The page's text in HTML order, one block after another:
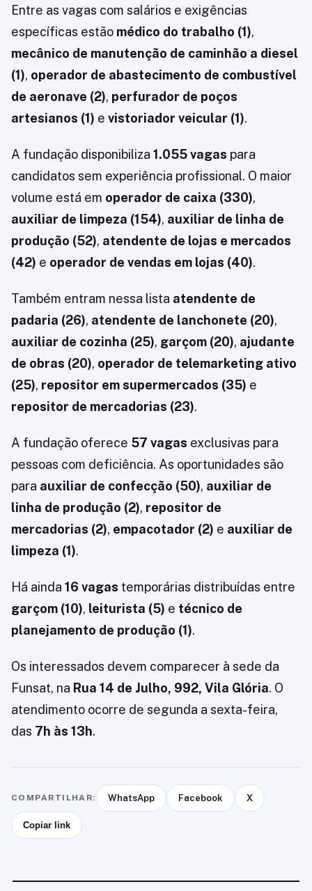
Entre as vagas com salários e exigências
específicas estão médico do trabalho (1),
mecânico de manutenção de caminhão a diesel
(1), operador de abastecimento de combustível
de aeronave (2), perfurador de poços
artesianos (1) e vistoriador veicular (1).
A fundação disponibiliza 1.055 vagas para
candidatos sem experiência profissional. O maior
volume está em operador de caixa (330),
auxiliar de limpeza (154), auxiliar de linha de
produção (52), atendente de lojas e mercados
(42) e operador de vendas em lojas (40).
Também entram nessa lista atendente de
padaria (26), atendente de lanchonete (20),
auxiliar de cozinha (25), garçom (20), ajudante
de obras (20), operador de telemarketing ativo
(25), repositor em supermercados (35) e
repositor de mercadorias (23).
A fundação oferece 57 vagas exclusivas para
pessoas com deficiência. As oportunidades são
para auxiliar de confecção (50), auxiliar de
linha de produção (2), repositor de
mercadorias (2), empacotador (2) e auxiliar de
limpeza (1).
Há ainda 16 vagas temporárias distribuídas entre
garçom (10), leiturista (5) e técnico de
planejamento de produção (1).
Os interessados devem comparecer à sede da
Funsat, na Rua 14 de Julho, 992, Vila Glória. O
atendimento ocorre de segunda a sexta-feira,
das 7h às 13h.
COMPARTILHAR: WhatsApp Facebook X
Copiar link